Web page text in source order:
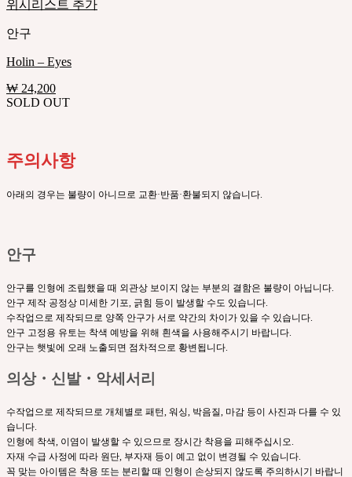
위시리스트 추가
안구
Holin – Eyes
₩ 24,200
SOLD OUT
주의사항
아래의 경우는 불량이 아니므로 교환·반품·환불되지 않습니다.
안구
안구를 인형에 조립했을 때 외관상 보이지 않는 부분의 결함은 불량이 아닙니다.
안구 제작 공정상 미세한 기포, 긁힘 등이 발생할 수도 있습니다.
수작업으로 제작되므로 양쪽 안구가 서로 약간의 차이가 있을 수 있습니다.
안구 고정용 유토는 착색 예방을 위해 흰색을 사용해주시기 바랍니다.
안구는 햇빛에 오래 노출되면 점차적으로 황변됩니다.
의상・신발・악세서리
수작업으로 제작되므로 개체별로 패턴, 워싱, 박음질, 마감 등이 사진과 다를 수 있
습니다.
인형에 착색, 이염이 발생할 수 있으므로 장시간 착용을 피해주십시오.
자재 수급 사정에 따라 원단, 부자재 등이 예고 없이 변경될 수 있습니다.
꼭 맞는 아이템은 착용 또는 분리할 때 인형이 손상되지 않도록 주의하시기 바랍니